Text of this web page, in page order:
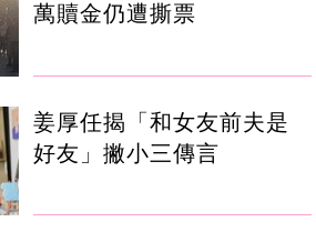
萬贖金仍遭撕票
姜厚任揭「和女友前夫是
好友」撇小三傳言